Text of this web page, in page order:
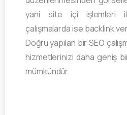
yani site içi işlemleri
çalışmalarda ise backlink
Doğru yapılan bir SEO
hizmetlerinizi daha geniş
mümkündür.